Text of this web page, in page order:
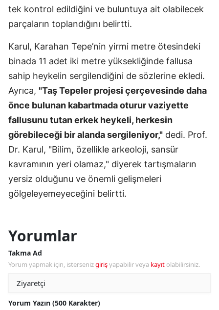
tek kontrol edildiğini ve buluntuya ait olabilecek
parçaların toplandığını belirtti.
Karul, Karahan Tepe’nin yirmi metre ötesindeki
binada 11 adet iki metre yüksekliğinde fallusa
sahip heykelin sergilendiğini de sözlerine ekledi.
Ayrıca, "Taş Tepeler projesi çerçevesinde daha
önce bulunan kabartmada oturur vaziyette
fallusunu tutan erkek heykeli, herkesin
görebileceği bir alanda sergileniyor," dedi. Prof.
Dr. Karul, "Bilim, özellikle arkeoloji, sansür
kavramının yeri olamaz," diyerek tartışmaların
yersiz olduğunu ve önemli gelişmeleri
gölgeleyemeyeceğini belirtti.
Yorumlar
Takma Ad
Yorum yapmak için, istersenizgirişyapabilir veya kayıt olabilirsiniz.
Yorum Yazın (500 Karakter)